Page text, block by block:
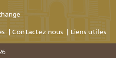
Contactez nous Liens utiles